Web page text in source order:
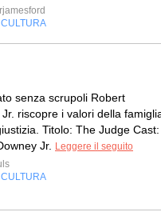
CULTURA
senza scrupoli Robert
Jr. riscopre i valori della
Titolo: The Judge Cast:
Jr.
Leggere il seguito
CULTURA